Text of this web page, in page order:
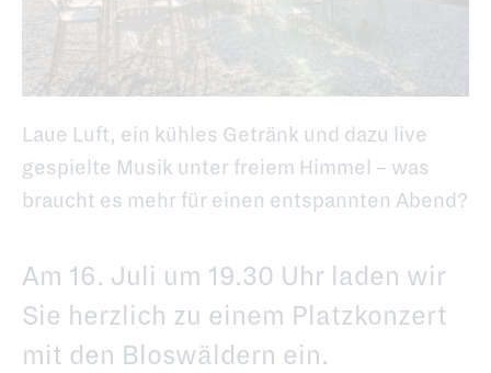
Laue Luft, ein kühles Getränk und dazu live
gespielte Musik unter freiem Himmel – was
braucht es mehr für einen entspannten Abend?
Am 16. Juli um 19.30 Uhr laden wir
Sie herzlich zu einem Platzkonzert
mit den Bloswäldern ein.